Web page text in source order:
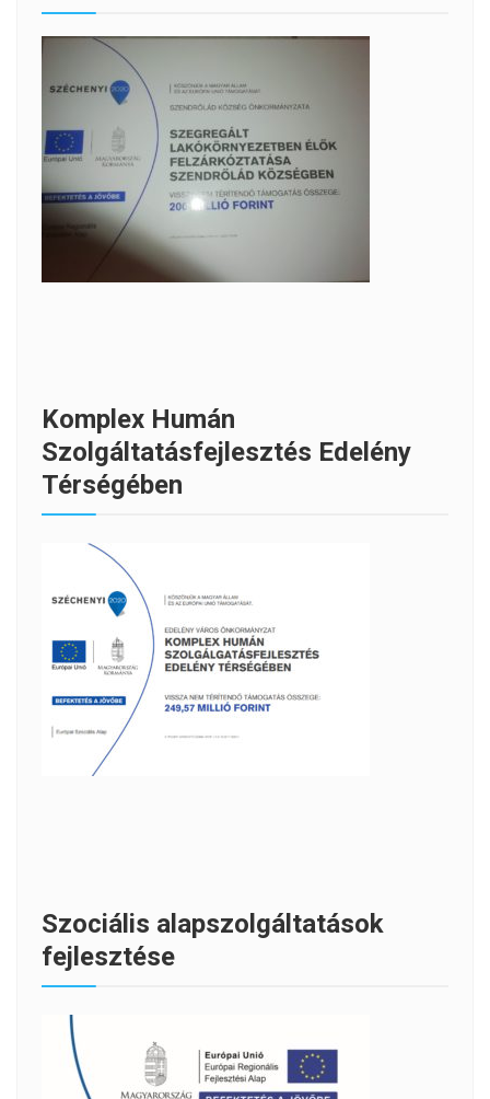
Komplex Humán
Szolgáltatásfejlesztés Edelény
Térségében
Szociális alapszolgáltatások
fejlesztése